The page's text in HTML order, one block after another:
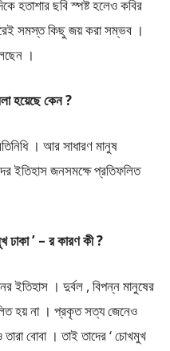
হতাশার ছবি স্পষ্ট হলেও কবির
সমস্ত কিছু জয় করা সম্ভব ।
।
হয়েছে কেন ?
। আর সাধারণ মানুষ
ইতিহাস জনসমক্ষে প্রতিফলিত
ঢাকা ’ – র কারণ কী ?
ইতিহাস । দুর্বল , বিপন্ন মানুষের
হয় না । প্রকৃত সত্য জেনেও
বোবা । তাই তাদের ‘ চোখমুখ